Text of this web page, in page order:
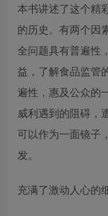
本书讲述了这个精
的历史。有两个因
全问题具有普遍性
益，了解食品监管
遍性，惠及公众的
威利遇到的阻碍，
可以作为一面镜子
发。
充满了激动人心的